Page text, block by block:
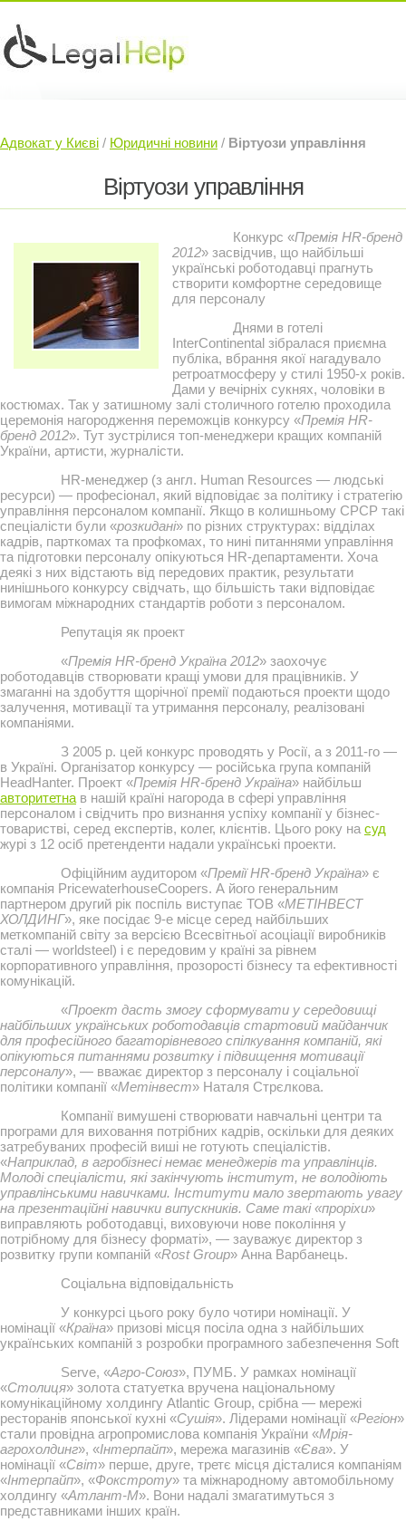
Адвокат у Києві / Юридичні новини / Віртуози управління
Віртуози управління
Конкурс «Премія HR-бренд
2012» засвідчив, що найбільші
українські роботодавці прагнуть
створити комфортне середовище
для персоналу
Днями в готелі
InterContinental зібралася приємна
публіка, вбрання якої нагадувало
ретроатмосферу у стилі 1950-х років.
Дами у вечірніх сукнях, чоловіки в
костюмах. Так у затишному залі столичного готелю проходила
церемонія нагородження переможців конкурсу «Премія HR-
бренд 2012». Тут зустрілися топ-менеджери кращих компаній
України, артисти, журналісти.
HR-менеджер (з англ. Human Resourсes — людські
ресурси) — професіонал, який відповідає за політику і стратегію
управління персоналом компанії. Якщо в колишньому СРСР такі
спеціалісти були «розкидані» по різних структурах: відділах
кадрів, парткомах та профкомах, то нині питаннями управління
та підготовки персоналу опікуються HR-департаменти. Хоча
деякі з них відстають від передових практик, результати
нинішнього конкурсу свідчать, що більшість таки відповідає
вимогам міжнародних стандартів роботи з персоналом.
Репутація як проект
«Премія HR-бренд Україна 2012» заохочує
роботодавців створювати кращі умови для працівників. У
змаганні на здобуття щорічної премії подаються проекти щодо
залучення, мотивації та утримання персоналу, реалізовані
компаніями.
З 2005 р. цей конкурс проводять у Росії, а з 2011-го —
в Україні. Організатор конкурсу — російська група компаній
HeadHanter. Проект «Премія HR-бренд Україна» найбільш
авторитетна в нашій країні нагорода в сфері управління
персоналом і свідчить про визнання успіху компанії у бізнес-
товаристві, серед експертів, колег, клієнтів. Цього року на суд
журі з 12 осіб претенденти надали українські проекти.
Офіційним аудитором «Премії HR-бренд Україна» є
компанія PricewaterhouseCoopers. А його генеральним
партнером другий рік поспіль виступає ТОВ «МЕТІНВЕСТ
ХОЛДИНГ», яке посідає 9-е місце серед найбільших
меткомпаній світу за версією Всесвітньої асоціації виробників
сталі — worldsteel) і є передовим у країні за рівнем
корпоративного управління, прозорості бізнесу та ефективності
комунікацій.
«Проект дасть змогу сформувати у середовищі
найбільших українських роботодавців стартовий майданчик
для професійного багаторівневого спілкування компаній, які
опікуються питаннями розвитку і підвищення мотивації
персоналу», — вважає директор з персоналу і соціальної
політики компанії «Метінвест» Наталя Стрєлкова.
Компанії вимушені створювати навчальні центри та
програми для виховання потрібних кадрів, оскільки для деяких
затребуваних професій виші не готують спеціалістів.
«Наприклад, в агробізнесі немає менеджерів та управлінців.
Молоді спеціалісти, які закінчують інститут, не володіють
управлінськими навичками. Інститути мало звертають увагу
на презентаційні навички випускників. Саме такі «проріхи»
виправляють роботодавці, виховуючи нове покоління у
потрібному для бізнесу форматі», — зауважує директор з
розвитку групи компаній «Rost Group» Анна Варбанець.
Соціальна відповідальність
У конкурсі цього року було чотири номінації. У
номінації «Країна» призові місця посіла одна з найбільших
українських компаній з розробки програмного забезпечення Soft
Serve, «Агро-Союз», ПУМБ. У рамках номінації
«Столиця» золота статуетка вручена національному
комунікаційному холдингу Atlantic Group, срібна — мережі
ресторанів японської кухні «Сушія». Лідерами номінації «Регіон»
стали провідна агропромислова компанія України «Мрія-
агрохолдинг», «Інтерпайп», мережа магазинів «Єва». У
номінації «Світ» перше, друге, третє місця дісталися компаніям
«Інтерпайп», «Фокстроту» та міжнародному автомобільному
холдингу «Атлант-М». Вони надалі змагатимуться з
представниками інших країн.